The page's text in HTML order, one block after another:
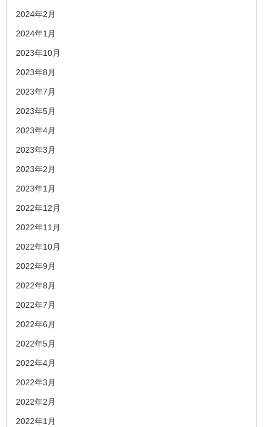
2024年2月
2024年1月
2023年10月
2023年8月
2023年7月
2023年5月
2023年4月
2023年3月
2023年2月
2023年1月
2022年12月
2022年11月
2022年10月
2022年9月
2022年8月
2022年7月
2022年6月
2022年5月
2022年4月
2022年3月
2022年2月
2022年1月